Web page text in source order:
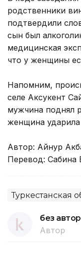
родственники
подтвердили
сын был
медицинская
что у женщины
Напомним,
селе Аксукент
мужчина поднял
женщина
Автор: Айнур
Перевод: Сабина
Туркестанская
без
Автор